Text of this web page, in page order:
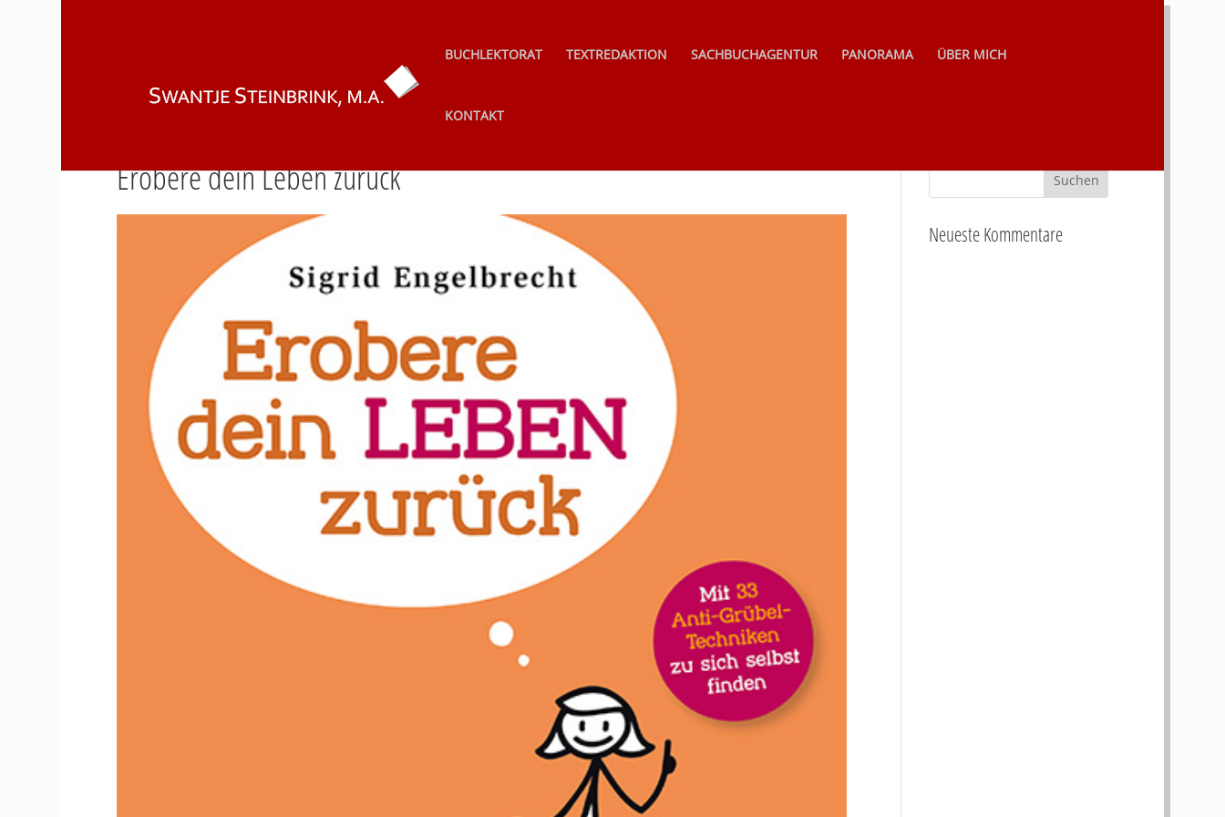
BUCHLEKTORAT TEXTREDAKTION SACHBUCHAGENTUR PANORAMA ÜBER MICH
KONTAKT
Erobere dein Leben zurück
Neueste Kommentare